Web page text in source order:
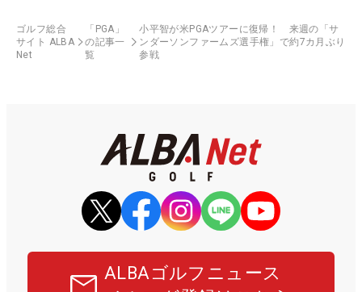
ゴルフ総合
サイト ALBA
Net
「PGA」
の記事一
覧
小平智が米PGAツアーに復帰！ 来週の「サ
ンダーソンファームズ選手権」で約7カ月ぶり
参戦
ALBAゴルフニュース